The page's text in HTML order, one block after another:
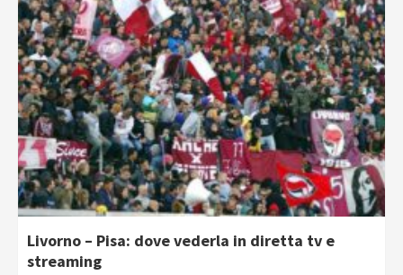
Livorno – Pisa: dove vederla in diretta tv e
streaming